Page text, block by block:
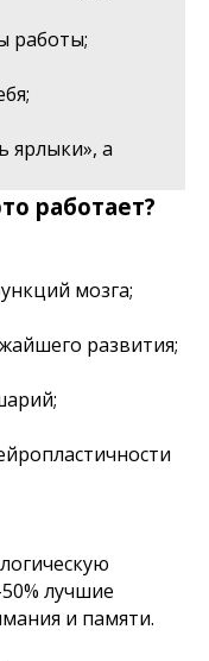
работы;
ярлыки», а
работает?
мозга;
развития;
лучшие
и памяти.